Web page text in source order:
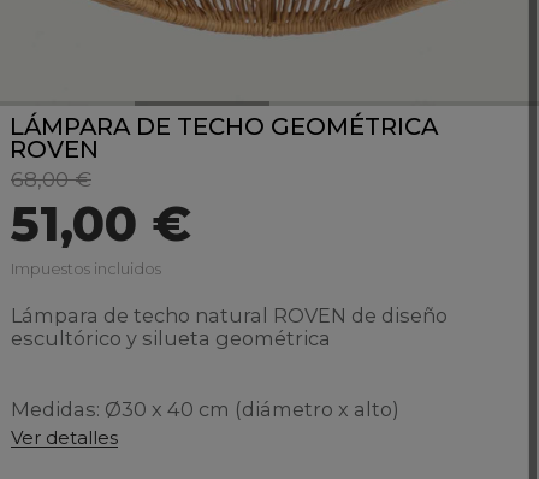
LÁMPARA DE TECHO GEOMÉTRICA
ROVEN
68,00 €
51,00 €
Impuestos incluidos
Lámpara de techo natural ROVEN de diseño
escultórico y silueta geométrica
Medidas: Ø30 x 40 cm (diámetro x alto)
Ver detalles